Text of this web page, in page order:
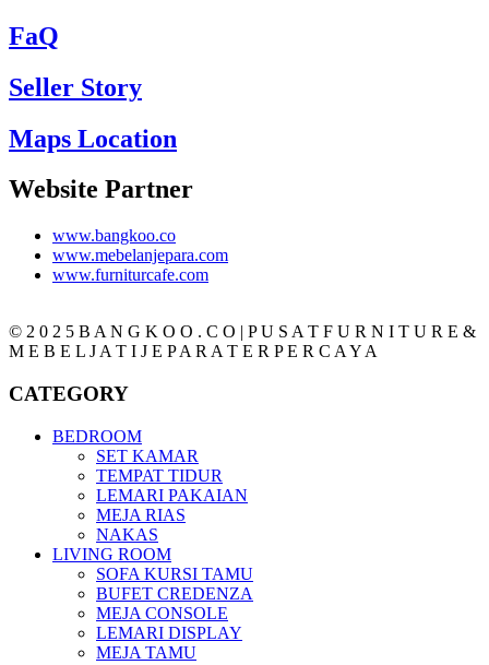
FaQ
Seller Story
Maps Location
Website Partner
www.bangkoo.co
www.mebelanjepara.com
www.furniturcafe.com
© 2 0 2 5 B A N G K O O . C O | P U S A T F U R N I T U R E &
M E B E L J A T I J E P A R A T E R P E R C A Y A
CATEGORY
BEDROOM
SET KAMAR
TEMPAT TIDUR
LEMARI PAKAIAN
MEJA RIAS
NAKAS
LIVING ROOM
SOFA KURSI TAMU
BUFET CREDENZA
MEJA CONSOLE
LEMARI DISPLAY
MEJA TAMU